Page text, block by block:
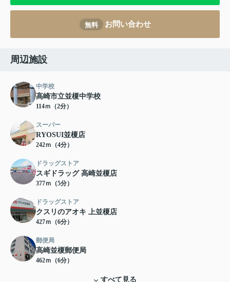
無料 お問い合わせ
周辺施設
中学校
高崎市立並榎中学校
114ｍ（2分）
スーパー
RYOSUI並榎店
242ｍ（4分）
ドラッグストア
スギドラッグ 高崎並榎店
377ｍ（5分）
ドラッグストア
クスリのアオキ 上並榎店
427ｍ（6分）
郵便局
高崎並榎郵便局
462ｍ（6分）
すべて見る